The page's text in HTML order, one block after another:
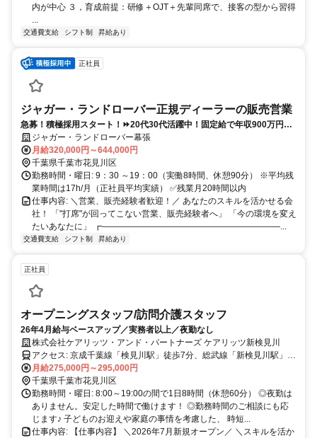
内が中心 ３，育成前提：研修＋OJT＋先輩同席で、接客の型から習得
交通費支給 シフト制 昇給あり
正社員
ジャガー・ランドローバー正規ディーラーの販売営業
急募！積極採用スタート！⏩️20代30代活躍中！固定給で年収900万円も
目指せる！営業、販売経験者歓迎！キャリアUP上限なし！
ジャガー・ランドローバー幕張
月給320,000円～644,000円
千葉県千葉市花見川区
勤務時間・曜日: 9：30 ～19：00（実働8時間、休憩90分） ※平均残
業時間は17h/月（正社員平均実績） ✅残業月20時間以内
仕事内容: ＼営業、販売経験者歓迎！／ あなたのスキルを活かせる会
社！ 「"打席"が回ってこない営業、販売経験者へ」 「今の環境を変え
たいあなたに」 ┏―――――――――――――――――――――...
交通費支給 シフト制 昇給あり
正社員
オープニングスタッフ/訪問介護スタッフ
26年4月給与ベースアップ／実務者以上／夜勤なし
株式会社ケアリッツ・アンド・パートナーズ ケアリッツ新検見川
アクセス: 京成千葉線「検見川駅」徒歩7分、総武線「新検見川駅」徒
歩12分
月給275,000円～295,000円
千葉県千葉市花見川区
勤務時間・曜日: 8:00～19:00の間で1日8時間（休憩60分） ◎夜勤は
ありません。安定した時間で働けます！ ◎勤務時間のご相談にも応
じます♪ 子どものお迎えや家庭の事情を考慮した、 時短...
仕事内容: 【仕事内容】 ＼2026年7月新規オープン／ ＼スキルを活か